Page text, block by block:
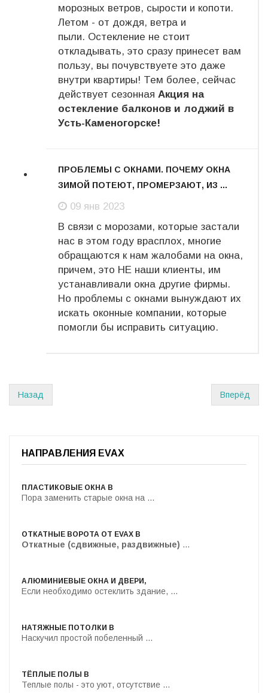
морозных ветров, сырости и копоти.
Летом - от дождя, ветра и
пыли. Остекление не стоит
откладывать, это сразу принесет вам
пользу, вы почувствуете это даже
внутри квартиры! Тем более, сейчас
действует сезонная Акция на
остекление балконов и лоджий в
Усть-Каменогорске!
янв
ПРОБЛЕМЫ С ОКНАМИ. ПОЧЕМУ ОКНА
ЗИМОЙ ПОТЕЮТ, ПРОМЕРЗАЮТ, ИЗ ...
09 янв 2023
В связи с морозами, которые застали
нас в этом году врасплох, многие
обращаются к нам жалобами на окна,
причем, это НЕ наши клиенты, им
устанавливали окна другие фирмы.
Но проблемы с окнами вынуждают их
искать оконные компании, которые
помогли бы исправить ситуацию.
Назад Вперёд
НАПРАВЛЕНИЯ EVAX
ПЛАСТИКОВЫЕ ОКНА В
Пора заменить старые окна на ...
ОТКАТНЫЕ ВОРОТА ОТ EVAX В
Откатные (сдвижные, раздвижные) ...
АЛЮМИНИЕВЫЕ ОКНА И ДВЕРИ,
Если необходимо остеклить здание, ...
НАТЯЖНЫЕ ПОТОЛКИ В
Наскучил простой побеленный ...
ТЁПЛЫЕ ПОЛЫ В
Теплые полы - это уют, отсутствие ...